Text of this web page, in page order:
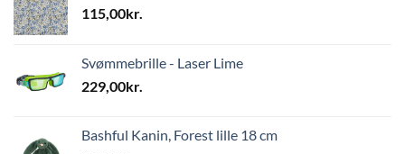
115,00kr.
Svømmebrille - Laser Lime
229,00kr.
Bashful Kanin, Forest lille 18 cm